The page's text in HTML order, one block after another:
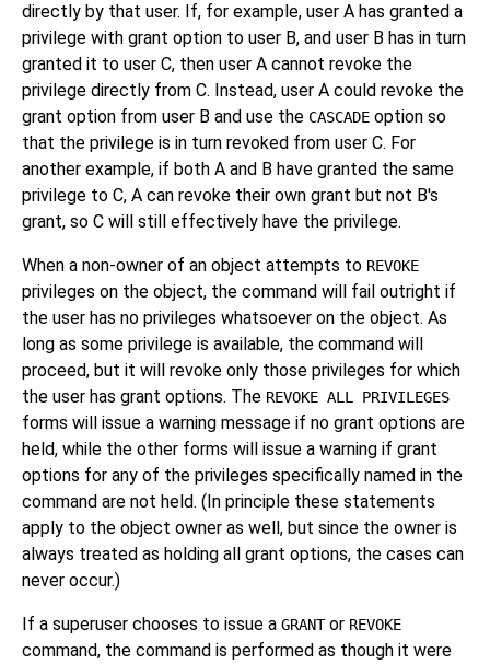
directly by that user. If, for example, user A has granted a
privilege with grant option to user B, and user B has in turn
granted it to user C, then user A cannot revoke the
privilege directly from C. Instead, user A could revoke the
grant option from user B and use the CASCADE option so
that the privilege is in turn revoked from user C. For
another example, if both A and B have granted the same
privilege to C, A can revoke their own grant but not B's
grant, so C will still effectively have the privilege.
When a non-owner of an object attempts to REVOKE
privileges on the object, the command will fail outright if
the user has no privileges whatsoever on the object. As
long as some privilege is available, the command will
proceed, but it will revoke only those privileges for which
the user has grant options. The REVOKE ALL PRIVILEGES
forms will issue a warning message if no grant options are
held, while the other forms will issue a warning if grant
options for any of the privileges specifically named in the
command are not held. (In principle these statements
apply to the object owner as well, but since the owner is
always treated as holding all grant options, the cases can
never occur.)
If a superuser chooses to issue a GRANTor REVOKE
command, the command is performed as though it were